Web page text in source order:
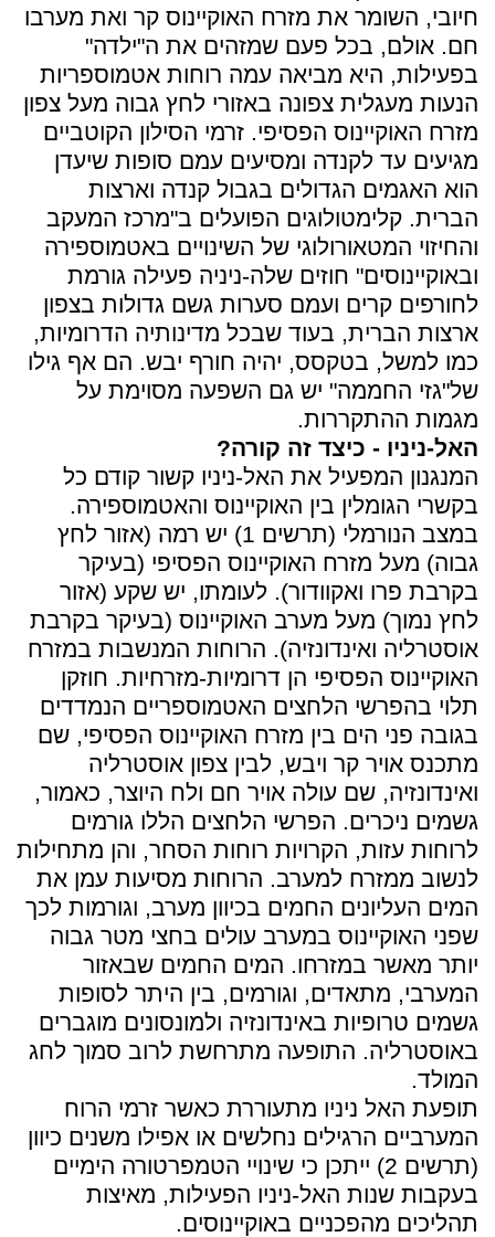
חיובי, השומר את מזרח האוקיינוס קר ואת מערבו
חם. אולם, בכל פעם שמזהים את ה"ילדה"
בפעילות, היא מביאה עמה רוחות אטמוספריות
הנעות מעגלית צפונה באזורי לחץ גבוה מעל צפון
מזרח האוקיינוס הפסיפי. זרמי הסילון הקוטביים
מגיעים עד לקנדה ומסיעים עמם סופות שיעדן
הוא האגמים הגדולים בגבול קנדה וארצות
הברית. קלימטולוגים הפועלים ב"מרכז המעקב
והחיזוי המטאורולוגי של השינויים באטמוספירה
ובאוקיינוסים" חוזים שלה-ניניה פעילה גורמת
לחורפים קרים ועמם סערות גשם גדולות בצפון
ארצות הברית, בעוד שבכל מדינותיה הדרומיות,
כמו למשל, בטקסס, יהיה חורף יבש. הם אף גילו
של"גזי החממה" יש גם השפעה מסוימת על
מגמות ההתקררות.
האל-ניניו - כיצד זה קורה?
המנגנון המפעיל את האל-ניניו קשור קודם כל
בקשרי הגומלין בין האוקיינוס והאטמוספירה.
במצב הנורמלי (תרשים 1) יש רמה (אזור לחץ
גבוה) מעל מזרח האוקיינוס הפסיפי (בעיקר
בקרבת פרו ואקוודור). לעומתו, יש שקע (אזור
לחץ נמוך) מעל מערב האוקיינוס (בעיקר בקרבת
אוסטרליה ואינדונזיה). הרוחות המנשבות במזרח
האוקיינוס הפסיפי הן דרומיות-מזרחיות. חוזקן
תלוי בהפרשי הלחצים האטמוספריים הנמדדים
בגובה פני הים בין מזרח האוקיינוס הפסיפי, שם
מתכנס אויר קר ויבש, לבין צפון אוסטרליה
ואינדונזיה, שם עולה אויר חם ולח היוצר, כאמור,
גשמים ניכרים. הפרשי הלחצים הללו גורמים
לרוחות עזות, הקרויות רוחות הסחר, והן מתחילות
לנשוב ממזרח למערב. הרוחות מסיעות עמן את
המים העליונים החמים בכיוון מערב, וגורמות לכך
שפני האוקיינוס במערב עולים בחצי מטר גבוה
יותר מאשר במזרחו. המים החמים שבאזור
המערבי, מתאדים, וגורמים, בין היתר לסופות
גשמים טרופיות באינדונזיה ולמונסונים מוגברים
באוסטרליה. התופעה מתרחשת לרוב סמוך לחג
המולד.
תופעת האל ניניו מתעוררת כאשר זרמי הרוח
המערביים הרגילים נחלשים או אפילו משנים כיוון
(תרשים 2) ייתכן כי שינויי הטמפרטורה הימיים
בעקבות שנות האל-ניניו הפעילות, מאיצות
תהליכים מהפכניים באוקיינוסים.